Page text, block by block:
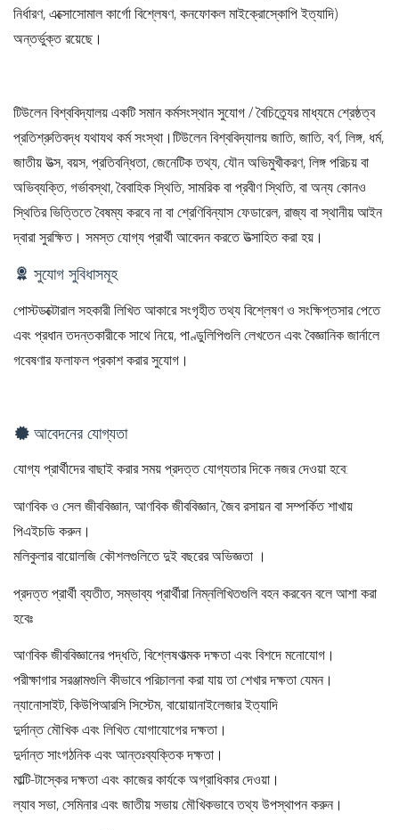
নির্ধারণ, এক্সোসোমাল কার্গো বিশ্লেষণ, কনফোকল মাইক্রোস্কোপি ইত্যাদি)
অন্তর্ভুক্ত রয়েছে।
টিউলেন বিশ্ববিদ্যালয় একটি সমান কর্মসংস্থান সুযোগ / বৈচিত্র্যের মাধ্যমে শ্রেষ্ঠত্ব
প্রতিশ্রুতিবদ্ধ যথাযথ কর্ম সংস্থা।টিউলেন বিশ্ববিদ্যালয় জাতি, জাতি, বর্ণ, লিঙ্গ, ধর্ম,
জাতীয় উত্স, বয়স, প্রতিবন্ধিতা, জেনেটিক তথ্য, যৌন অভিমুখীকরণ, লিঙ্গ পরিচয় বা
অভিব্যক্তি, গর্ভাবস্থা, বৈবাহিক স্থিতি, সামরিক বা প্রবীণ স্থিতি, বা অন্য কোনও
স্থিতির ভিত্তিতে বৈষম্য করবে না বা শ্রেণিবিন্যাস ফেডারেল, রাজ্য বা স্থানীয় আইন
দ্বারা সুরক্ষিত। সমস্ত যোগ্য প্রার্থী আবেদন করতে উত্সাহিত করা হয়।
সুযোগ সুবিধাসমূহ
পোস্টডক্টোরাল সহকারী লিখিত আকারে সংগৃহীত তথ্য বিশ্লেষণ ও সংক্ষিপ্তসার পেতে
এবং প্রধান তদন্তকারীকে সাথে নিয়ে, পাণ্ডুলিপিগুলি লেখতেন এবং বৈজ্ঞানিক জার্নালে
গবেষণার ফলাফল প্রকাশ করার সুযোগ।
আবেদনের যোগ্যতা
যোগ্য প্রার্থীদের বাছাই করার সময় প্রদত্ত যোগ্যতার দিকে নজর দেওয়া হবে:
আণবিক ও সেল জীববিজ্ঞান, আণবিক জীববিজ্ঞান, জৈব রসায়ন বা সম্পর্কিত শাখায়
পিএইচডি করুন।
মলিকুলার বায়োলজি কৌশলগুলিতে দুই বছরের অভিজ্ঞতা ।
প্রদত্ত প্রার্থী ব্যতীত, সম্ভাব্য প্রার্থীরা নিম্নলিখিতগুলি বহন করবেন বলে আশা করা
হবেঃ
আণবিক জীববিজ্ঞানের পদ্ধতি, বিশ্লেষণাত্মক দক্ষতা এবং বিশদে মনোযোগ।
পরীক্ষাগার সরঞ্জামগুলি কীভাবে পরিচালনা করা যায় তা শেখার দক্ষতা যেমন।
ন্যানোসাইট, কিউপিআরসি সিস্টেম, বায়োয়ানাইলেজার ইত্যাদি
দুর্দান্ত মৌখিক এবং লিখিত যোগাযোগের দক্ষতা।
দুর্দান্ত সাংগঠনিক এবং আন্তঃব্যক্তিক দক্ষতা।
মাল্টি-টাস্কের দক্ষতা এবং কাজের কার্যকে অগ্রাধিকার দেওয়া।
ল্যাব সভা, সেমিনার এবং জাতীয় সভায় মৌখিকভাবে তথ্য উপস্থাপন করুন।